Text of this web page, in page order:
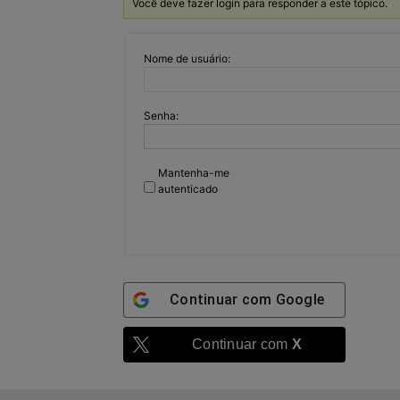
Você deve fazer login para responder a este tópico.
Nome de usuário:
Senha:
Mantenha-me
autenticado
Continuar com Google
Continuar com X